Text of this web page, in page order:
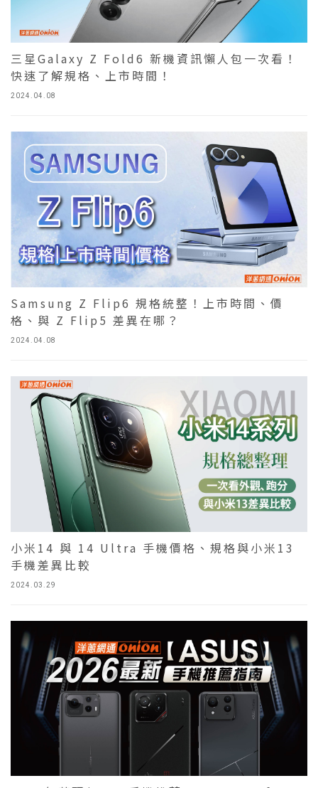
2024.04.08
三星Galaxy Z Fold6 新機資訊懶人包一次看！
快速了解規格、上市時間！
2024.04.08
Samsung Z Flip6 規格統整！上市時間、價
格、與 Z Flip5 差異在哪？
2024.03.29
​​​​​​​小米14 與 14 Ultra 手機價格、規格與小米13
手機差異比較